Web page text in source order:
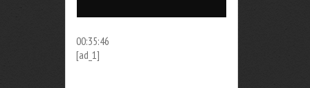
00:35:46
[ad_1]